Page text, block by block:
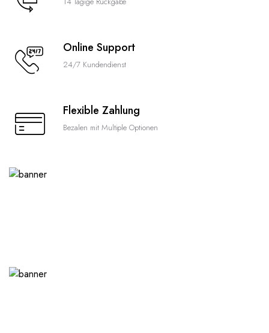
Online Support
24/7 Kundendienst
Flexible Zahlung
Bezalen mit Multiple Optionen